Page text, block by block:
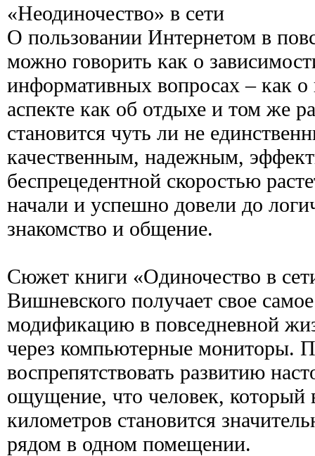
«Неодиночество» в сети
О пользовании Интернетом в
можно говорить как о
информативных вопросах – как о
аспекте как об отдыхе и том же
становится чуть ли не
качественным, надежным,
беспрецедентной скоростью
начали и успешно довели до
знакомство и общение.
Сюжет книги «Одиночество в
Вишневского получает свое
модификацию в повседневной
через компьютерные мониторы.
воспрепятствовать развитию
ощущение, что человек, который
километров становится
рядом в одном помещении.